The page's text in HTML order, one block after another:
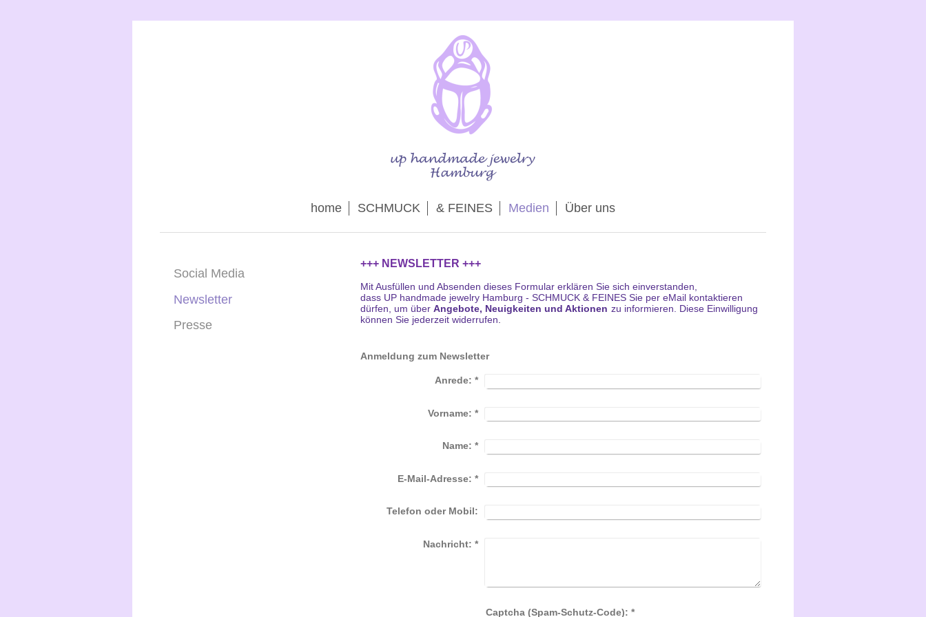
home SCHMUCK & FEINES Medien Über uns
+++ NEWSLETTER +++
Mit Ausfüllen und Absenden dieses Formular erklären Sie sich einverstanden,
dass UP handmade jewelry Hamburg - SCHMUCK & FEINES Sie per eMail kontaktieren
dürfen,
um über Angebote, Neuigkeiten und Aktionen zu informieren.
Diese Einwilligung
können Sie jederzeit widerrufen
Anmeldung zum Newsletter
Anrede: *
Vorname: *
Name: *
E-Mail-Adresse: *
Telefon oder Mobil:
Nachricht: *
Captcha (Spam-Schutz-Code): *
Social Media
Newsletter
Presse